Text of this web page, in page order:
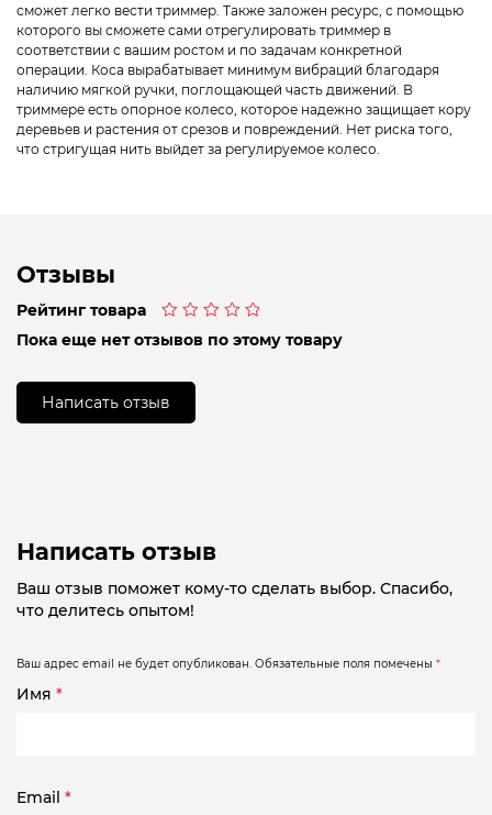
сможет легко вести триммер. Также заложен ресурс, с помощью
которого вы сможете сами отрегулировать триммер в
соответствии с вашим ростом и по задачам конкретной
операции. Коса вырабатывает минимум вибраций благодаря
наличию мягкой ручки, поглощающей часть движений. В
триммере есть опорное колесо, которое надежно защищает кору
деревьев и растения от срезов и повреждений. Нет риска того,
что стригущая нить выйдет за регулируемое колесо.
Отзывы
Рейтинг товара
0
Пока еще нет отзывов по этому товару
Написать отзыв
Написать отзыв
Ваш отзыв поможет кому-то сделать выбор. Спасибо,
что делитесь опытом!
Ваш адрес email не будет опубликован. Обязательные поля помечены *
Имя *
Email *